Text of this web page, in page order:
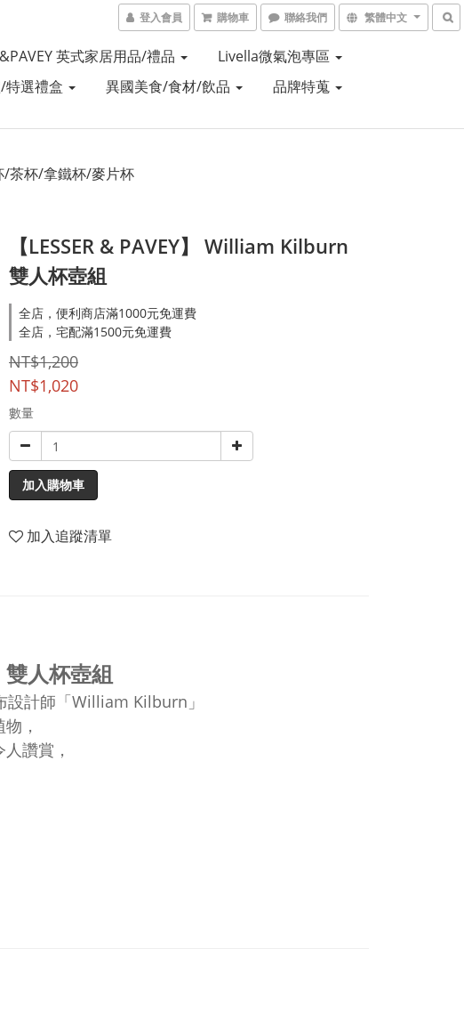
登入會員 購物車 聯絡我們 繁體中文
英式家居用品/禮品
Livella微氣泡專區
特選禮盒 異國美食/食材/飲品 品牌特蒐
茶杯/拿鐵杯/麥片杯
【LESSER & PAVEY】 William Kilburn
雙人杯壺組
全店，便利商店滿1000元免運費
全店，宅配滿1500元免運費
NT$1,200
NT$1,020
數量
加入購物車
加入追蹤清單
人杯壺組
設計師 「William Kilburn」
，
讚賞，